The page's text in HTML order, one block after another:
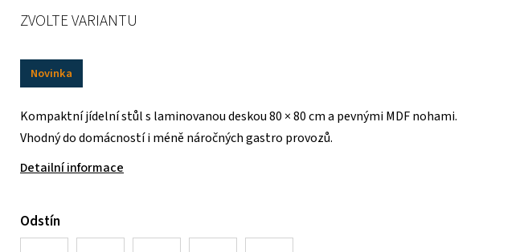
Novinka
Kompaktní jídelní stůl s laminovanou deskou 80 × 80 cm a pevnými MDF nohami.
Vhodný do domácností i méně náročných gastro provozů.
Detailní informace
Odstín
ZVOLTE VARIANTU